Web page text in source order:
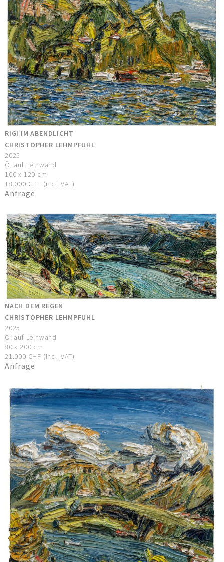
RIGI IM ABENDLICHT
CHRISTOPHER LEHMPFUHL
2025
Öl auf Leinwand
100 x 120 cm
18.000 CHF (incl. VAT)
Anfrage
NACH DEM REGEN
CHRISTOPHER LEHMPFUHL
2025
Öl auf Leinwand
80 x 200 cm
21.000 CHF (incl. VAT)
Anfrage